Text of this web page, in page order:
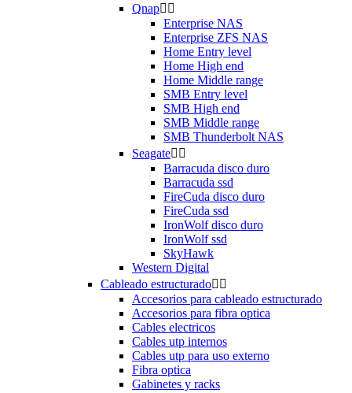
Qnap 
Enterprise NAS
Enterprise ZFS NAS
Home Entry level
Home High end
Home Middle range
SMB Entry level
SMB High end
SMB Middle range
SMB Thunderbolt NAS
Seagate 
Barracuda disco duro
Barracuda ssd
FireCuda disco duro
FireCuda ssd
IronWolf disco duro
IronWolf ssd
SkyHawk
Western Digital
Cableado estructurado 
Accesorios para cableado estructurado
Accesorios para fibra optica
Cables electricos
Cables utp internos
Cables utp para uso externo
Fibra optica
Gabinetes y racks